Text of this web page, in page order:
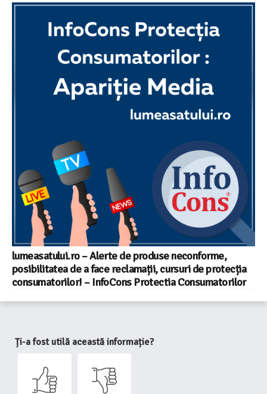
lumeasatului.ro – Alerte de produse neconforme,
posibilitatea de a face reclamații, cursuri de protecția
consumatorilor! – InfoCons Protectia Consumatorilor
Ți-a fost utilă această informație?